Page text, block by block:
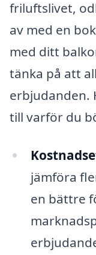
friluftslivet,
av med en
med ditt
tänka på att
erbjudanden.
till varför du
jämföra
en bättre